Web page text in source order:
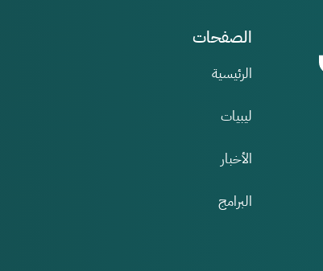
الصفحات
الرئيسية
ليبيات
الأخبار
البرامج